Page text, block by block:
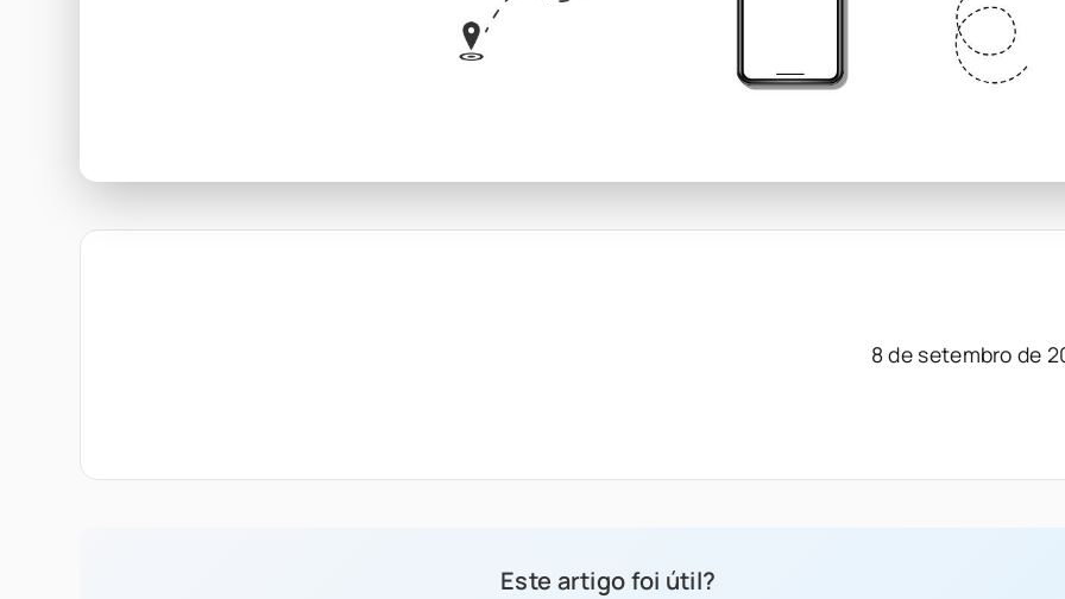
8 de setembro de
Este artigo foi útil?